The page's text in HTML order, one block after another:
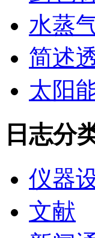
水蒸
简述
太阳
日志分
仪器
文献